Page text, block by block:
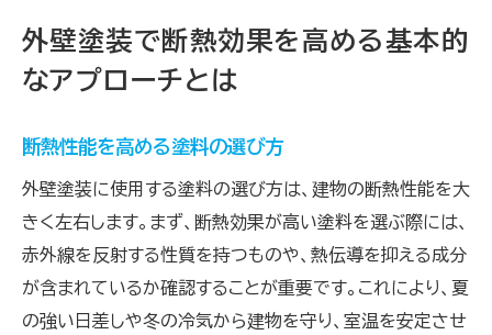
断熱と美観を両立させるデザイン
選ぶ塗料で変わる！外壁塗装による断熱効果の
高性能断熱塗料の種類と特徴
断熱効果を左右する塗料の厚み
塗料選びで失敗しないためのポイント
塗料メーカーの比較と選び方
外壁塗装で断熱効果を高める基本的
なアプローチとは
断熱性能を高める塗料の選び方
外壁塗装に使用する塗料の選び方は、建物の断熱性能を大
きく左右します。まず、断熱効果が高い塗料を選ぶ際には、
赤外線を反射する性質を持つものや、熱伝導を抑える成分
が含まれているか確認することが重要です。これにより、夏
の強い日差しや冬の冷気から建物を守り、室温を安定させ